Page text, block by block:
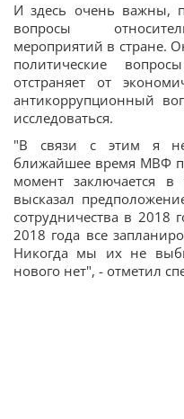
И здесь очень важны,
вопросы
мероприятий в стране.
политические
отстраняет от
антикоррупционный
исследоваться.
"В связи с этим я
ближайшее время МВФ
момент заключается
высказал
сотрудничества в 2018
2018 года все
Никогда мы их не
нового нет", - отметил